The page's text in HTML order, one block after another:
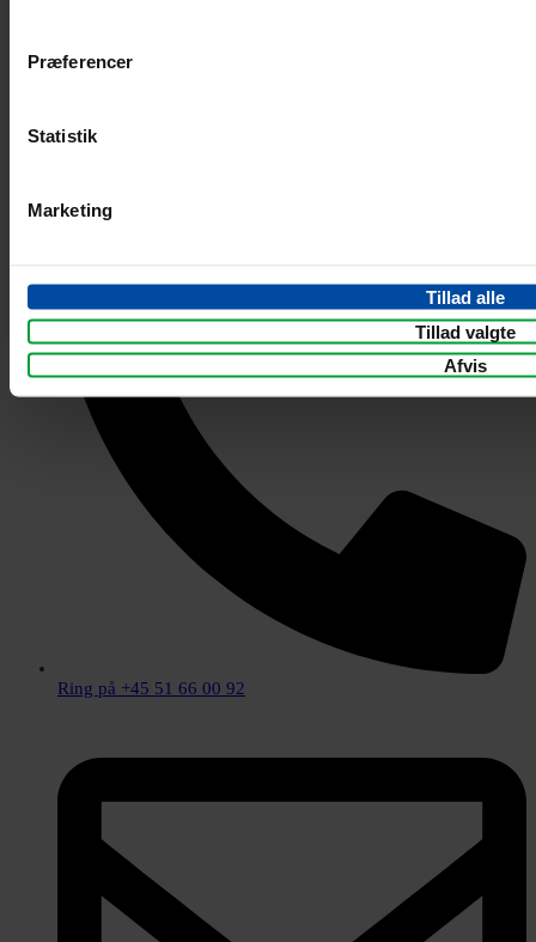
Præferencer
Statistik
Marketing
Tillad alle
Tillad valgte
Afvis
Ring på +45 51 66 00 92